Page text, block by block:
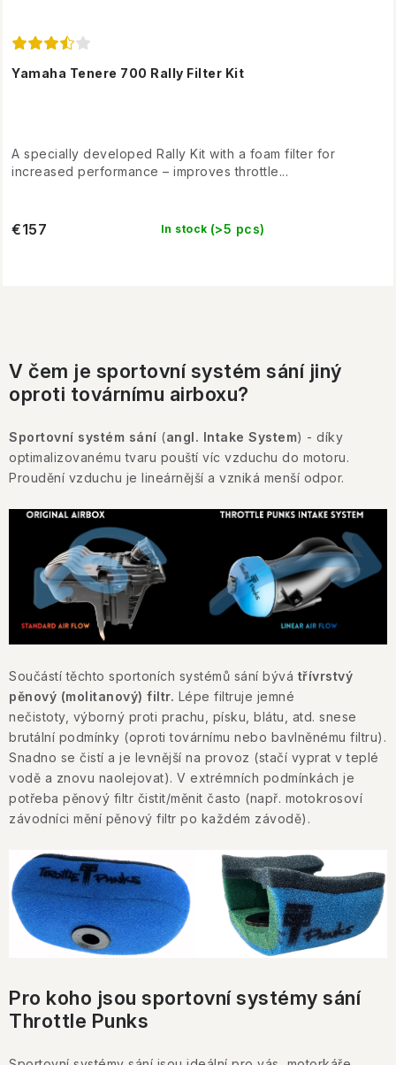
Yamaha Tenere 700 Rally Filter Kit
In stock (>5 pcs)
€157
A specially developed Rally Kit with a foam filter for
increased performance – improves throttle...
i
s
i
n
g
c
l
V čem je sportovní systém sání jiný
oproti továrnímu airboxu?
Sportovní systém sání (angl. Intake System) - díky
optimalizovanému tvaru pouští víc vzduchu do motoru.
Proudění vzduchu je lineárnější a vzniká menší odpor.
Součástí těchto sportoních systémů sání bývá třívrstvý
pěnový (molitanový) filtr. Lépe filtruje jemné
nečistoty, výborný proti prachu, písku, blátu, atd. snese
brutální podmínky (oproti továrnímu nebo bavlněnému filtru).
Snadno se čistí a je levnější na provoz (stačí vyprat v teplé
vodě a znovu naolejovat). V extrémních podmínkách je
potřeba pěnový filtr čistit/měnit často (např. motokrosoví
závodníci mění pěnový filtr po každém závodě).
Pro koho jsou sportovní systémy sání
Throttle Punks